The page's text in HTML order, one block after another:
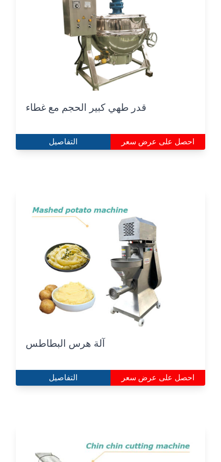
قدر طهي كبير الحجم مع غطاء
التفاصيل احصل على عرض سعر
آلة هرس البطاطس
التفاصيل احصل على عرض سعر